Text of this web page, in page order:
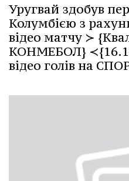
Уругвай здобув
Колумбією з
відео матчу ≻
КОНМЕБОЛ}
відео голів на